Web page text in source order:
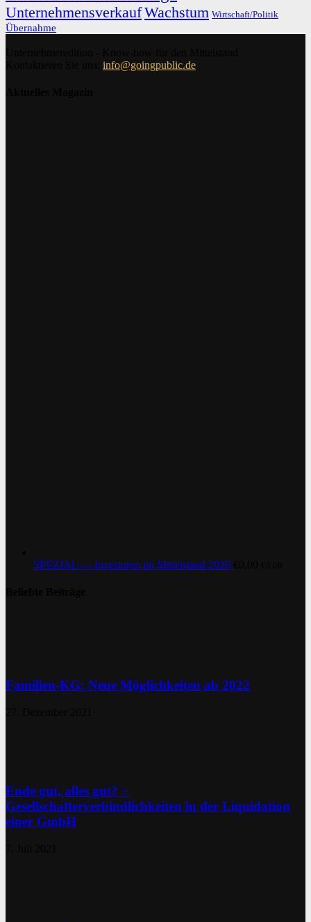
UnternehmensverkaufWachstum Wirtschaft/Politik
Übernahme
info@goingpublic.de
SPEZIAL — Investoren im Mittelstand 2026
Familien-KG: Neue Möglichkeiten ab 2022
Ende gut, alles gut? −
Gesellschafterverbindlichkeiten in der Liquidation
einer GmbH